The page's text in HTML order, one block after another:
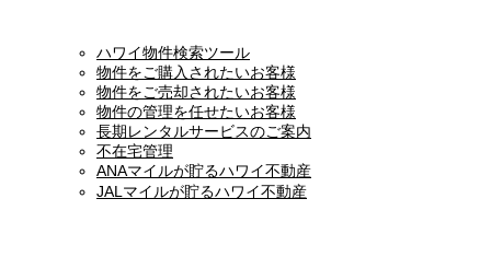
ハワイ物件検索ツール
物件をご購入されたいお客様
物件をご売却されたいお客様
物件の管理を任せたいお客様
長期レンタルサービスのご案内
不在宅管理
ANAマイルが貯るハワイ不動産
JALマイルが貯るハワイ不動産